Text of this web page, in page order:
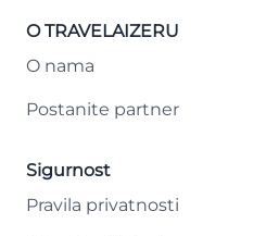
O TRAVELAIZERU
O nama
Postanite partner
Sigurnost
Pravila privatnosti